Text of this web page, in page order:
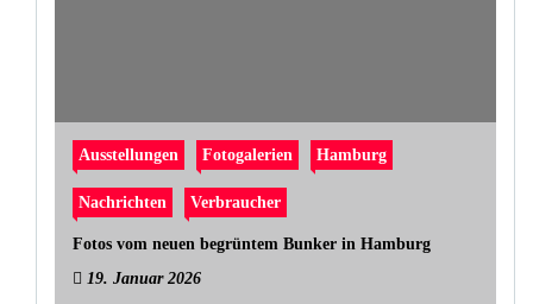
Ausstellungen Fotogalerien Hamburg
Nachrichten Verbraucher
Fotos vom neuen begrüntem Bunker in Hamburg
19. Januar 2026